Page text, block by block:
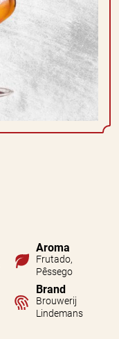
Aroma
Frutado,
Pêssego
Brand
Brouwerij
Lindemans